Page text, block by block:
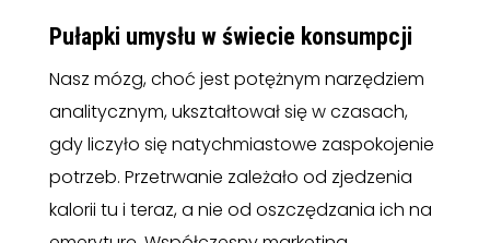
Pułapki umysłu w świecie konsumpcji
Nasz mózg, choć jest potężnym narzędziem
analitycznym, ukształtował się w czasach,
gdy liczyło się natychmiastowe zaspokojenie
potrzeb. Przetrwanie zależało od zjedzenia
kalorii tu i teraz, a nie od oszczędzania ich na